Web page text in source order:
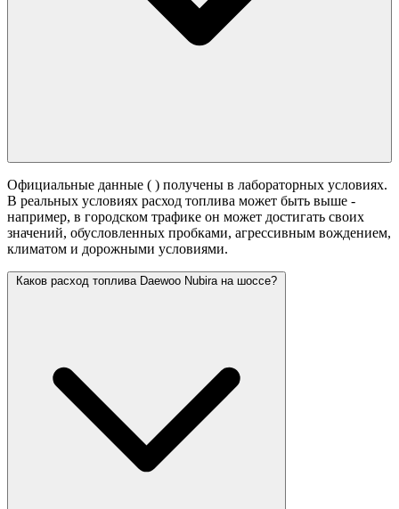
Официальные данные ( ) получены в лабораторных условиях.
В реальных условиях расход топлива может быть выше -
например, в городском трафике он может достигать своих
значений, обусловленных пробками, агрессивным вождением,
климатом и дорожными условиями.
Каков расход топлива Daewoo Nubira на шоссе?